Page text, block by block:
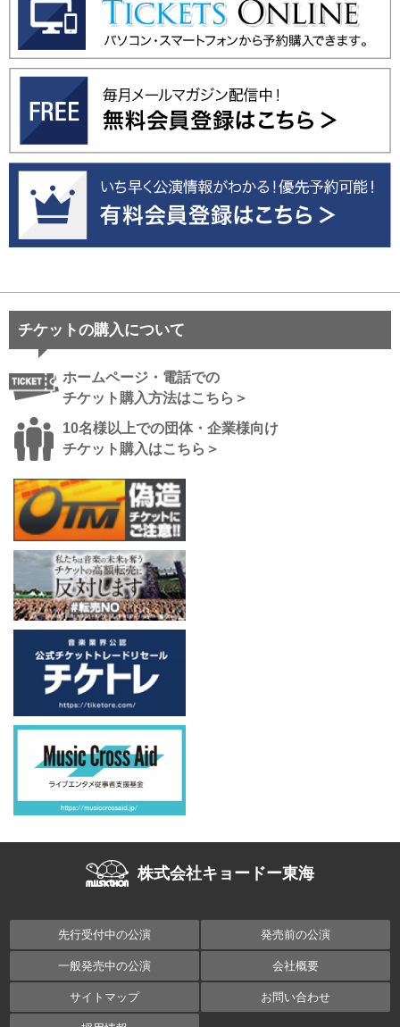
チケットの購入について
ホームページ・電話での
チケット購入方法はこちら＞
10名様以上での団体・企業様向け
チケット購入はこちら＞
株式会社キョードー東海
先行受付中の公演 発売前の公演
一般発売中の公演 会社概要
サイトマップ お問い合わせ